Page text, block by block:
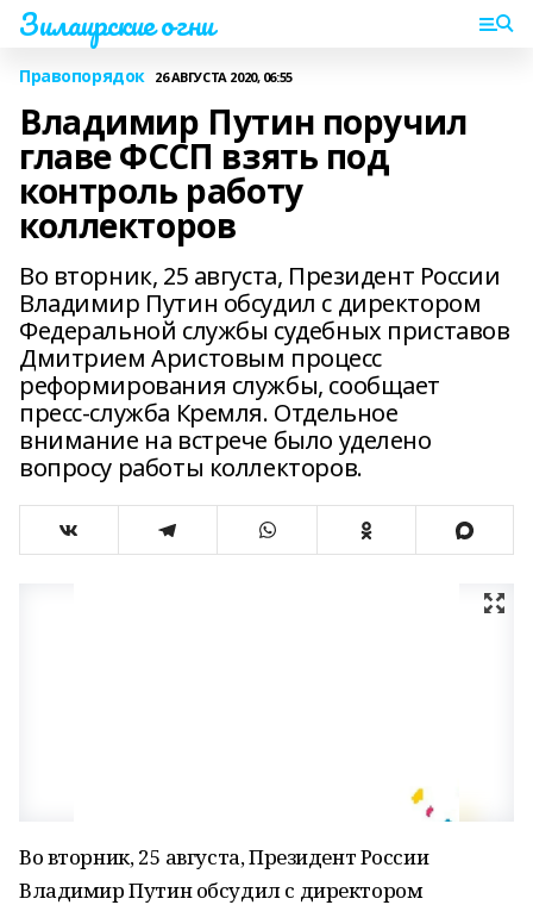
Зилаирские огни
Правопорядок 26 АВГУСТА 2020, 06:55
Владимир Путин поручил
главе ФССП взять под
контроль работу
коллекторов
Во вторник, 25 августа, Президент России
Владимир Путин обсудил с директором
Федеральной службы судебных приставов
Дмитрием Аристовым процесс
реформирования службы, сообщает
пресс-служба Кремля. Отдельное
внимание на встрече было уделено
вопросу работы коллекторов.
Во вторник, 25 августа, Президент России
Владимир Путин обсудил с директором